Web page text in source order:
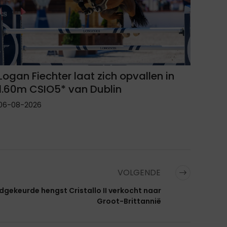
Fiechter laat zich opvallen in
CSIO5* van Dublin
08-2026
VOLGENDE
hengst Cristallo II verkocht naar
Groot-Brittannië